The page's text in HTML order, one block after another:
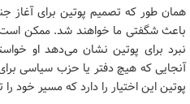
همان طور که تصمیم پوتین برای آغاز
باعث شگفتی ما خواهند شد. ممکن است
نبرد برای پوتین نشان می‌دهد او
آنجایی که هیچ دفتر یا حزب سیاسی
پوتین این اختیار را دارد که مسیر خود را